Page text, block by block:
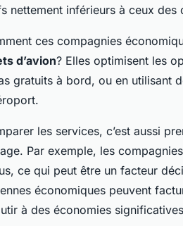
nettement inférieurs à ceux des
ces compagnies
d’avion? Elles optimisent les
gratuits à bord, ou en utilisant
les services, c’est aussi
Par exemple, les
ce qui peut être un facteur
économiques peuvent
à des économies